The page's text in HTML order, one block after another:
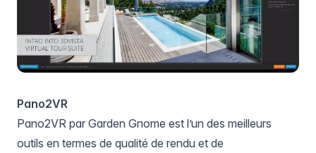
Pano2VR
Pano2VR par Garden Gnome est l’un des meilleurs
outils en termes de qualité de rendu et de